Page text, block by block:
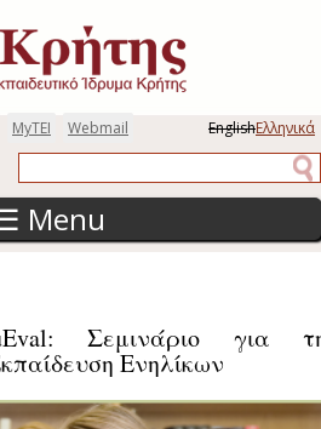
EnglishΕλληνικά
Webmail
MyTEI
Menu
Σεμινάριο για
Ενηλίκων